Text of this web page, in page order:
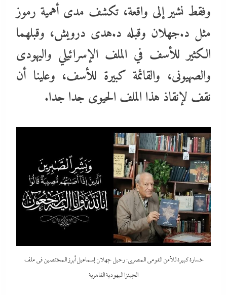
وفقط نشير إلى واقعة، تكشف مدى أهمية رموز
مثل د.جهلان وقبله د.هدى درويش، وقبلهما
الكثير للأسف في الملف الإسرائيلي واليهودى
والصهيونى، والقائمة كبيرة للأسف، وعلينا أن
نقف لإنقاذ هذا الملف الحيوى جدا جدا.
خسارة كبيرة للأمن القومى المصري: رحيل جهلان إسماعيل أبرز المختصين في ملف
الجينزا اليهودية القاهرية